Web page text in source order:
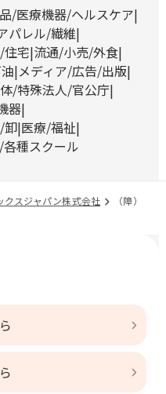
/医療機器/ヘルスケア
パレル/繊維
宅 流通/小売/外食
メディア/広告/出版
/特殊法人/官公庁
器
卸 医療/福祉
種スクール
クスジャパン株式会社
（障）